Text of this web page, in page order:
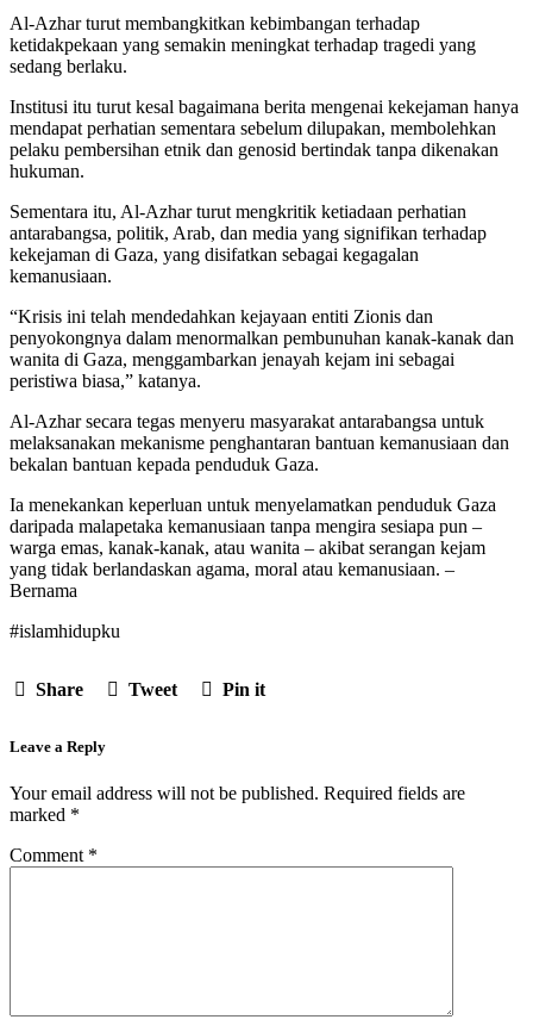
Al-Azhar turut membangkitkan kebimbangan terhadap
ketidakpekaan yang semakin meningkat terhadap tragedi yang
sedang berlaku.
Institusi itu turut kesal bagaimana berita mengenai kekejaman hanya
mendapat perhatian sementara sebelum dilupakan, membolehkan
pelaku pembersihan etnik dan genosid bertindak tanpa dikenakan
hukuman.
Sementara itu, Al-Azhar turut mengkritik ketiadaan perhatian
antarabangsa, politik, Arab, dan media yang signifikan terhadap
kekejaman di Gaza, yang disifatkan sebagai kegagalan
kemanusiaan.
“Krisis ini telah mendedahkan kejayaan entiti Zionis dan
penyokongnya dalam menormalkan pembunuhan kanak-kanak dan
wanita di Gaza, menggambarkan jenayah kejam ini sebagai
peristiwa biasa,” katanya.
Al-Azhar secara tegas menyeru masyarakat antarabangsa untuk
melaksanakan mekanisme penghantaran bantuan kemanusiaan dan
bekalan bantuan kepada penduduk Gaza.
Ia menekankan keperluan untuk menyelamatkan penduduk Gaza
daripada malapetaka kemanusiaan tanpa mengira sesiapa pun –
warga emas, kanak-kanak, atau wanita – akibat serangan kejam
yang tidak berlandaskan agama, moral atau kemanusiaan. –
Bernama
#islamhidupku
Share Tweet Pin it
Leave a Reply
Your email address will not be published. Required fields are
marked *
Comment *